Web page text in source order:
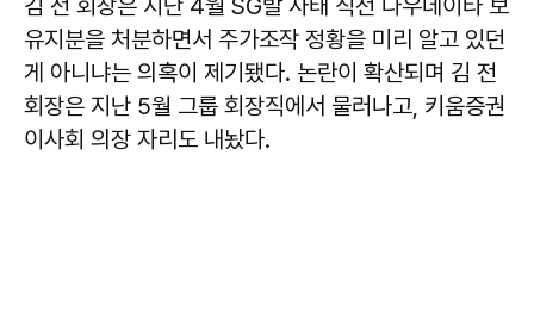
김 전 회장은 지난 4월 SG발 사태 직전 다우데이타 보
유지분을 처분하면서 주가조작 정황을 미리 알고 있던
게 아니냐는 의혹이 제기됐다. 논란이 확산되며 김 전
회장은 지난 5월 그룹 회장직에서 물러나고, 키움증권
이사회 의장 자리도 내놨다.